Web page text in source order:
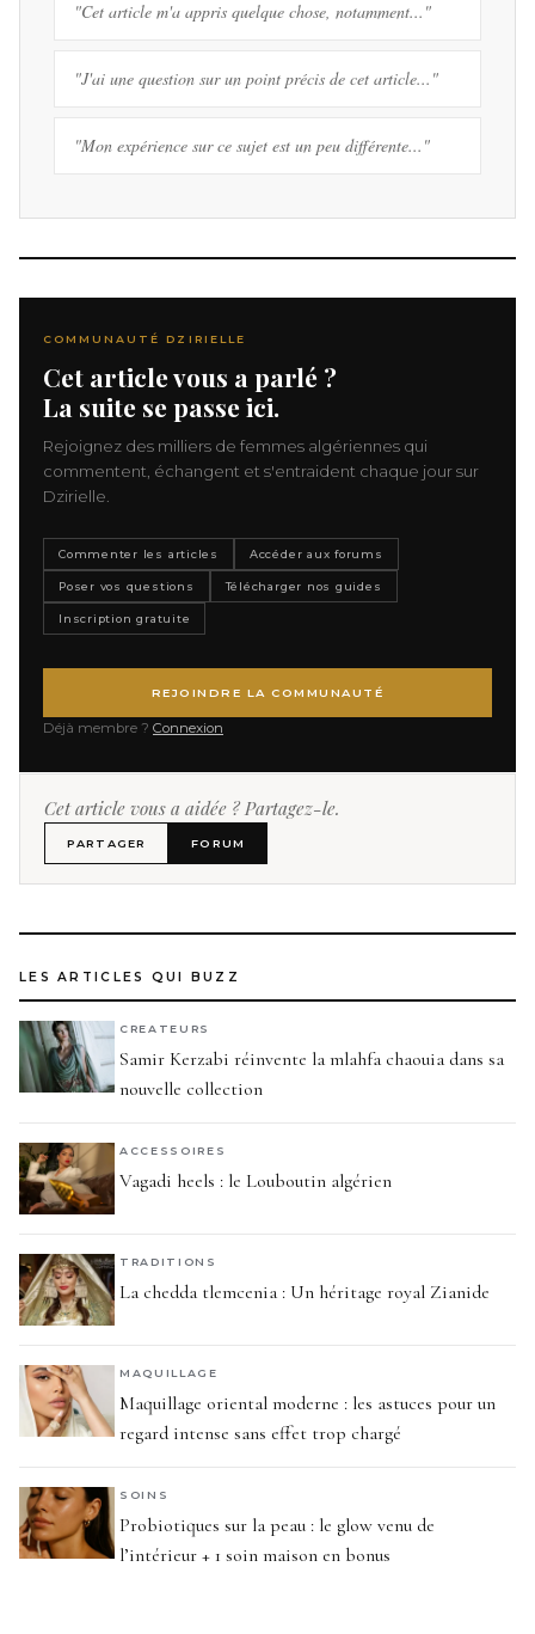
"Cet article m'a appris quelque chose, notamment..."
"J'ai une question sur un point précis de cet article..."
"Mon expérience sur ce sujet est un peu différente..."
COMMUNAUTÉ DZIRIELLE
Cet article vous a parlé ?
La suite se passe ici.
Rejoignez des milliers de femmes algériennes qui
commentent, échangent et s'entraident chaque jour sur
Dzirielle.
Commenter les articles Accéder aux forums
Poser vos questions Télécharger nos guides
Inscription gratuite
REJOINDRE LA COMMUNAUTÉ
Déjà membre ? Connexion
Cet article vous a aidée ? Partagez-le.
PARTAGER FORUM
LES ARTICLES QUI BUZZ
CREATEURS
Samir Kerzabi réinvente la mlahfa chaouia dans sa
nouvelle collection
ACCESSOIRES
Vagadi heels : le Louboutin algérien
TRADITIONS
La chedda tlemcenia : Un héritage royal Zianide
MAQUILLAGE
Maquillage oriental moderne : les astuces pour un
regard intense sans effet trop chargé
SOINS
Probiotiques sur la peau : le glow venu de
l’intérieur + 1 soin maison en bonus